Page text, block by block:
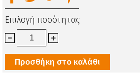
Επιλογή ποσότητας
Προσθήκη στο καλάθι